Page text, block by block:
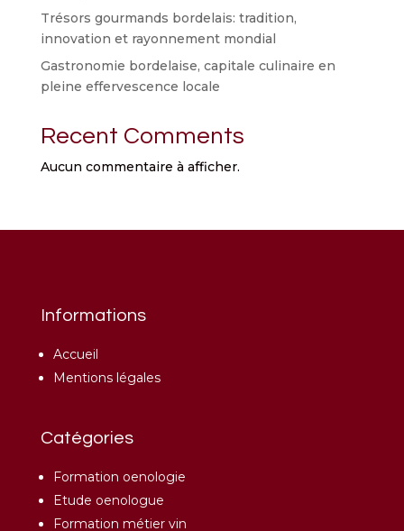
Trésors gourmands bordelais: tradition,
innovation et rayonnement mondial
Gastronomie bordelaise, capitale culinaire en
pleine effervescence locale
Recent Comments
Aucun commentaire à afficher.
Informations
Accueil
Mentions légales
Catégories
Formation oenologie
Etude oenologue
Formation métier vin